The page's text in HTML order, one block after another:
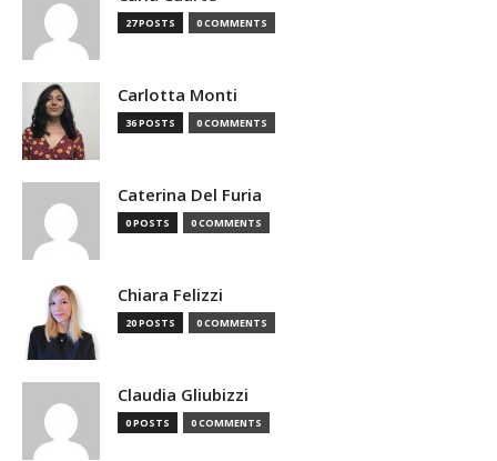
27 POSTS 0 COMMENTS
Carlotta Monti
36 POSTS 0 COMMENTS
Caterina Del Furia
0 POSTS 0 COMMENTS
Chiara Felizzi
20 POSTS 0 COMMENTS
Claudia Gliubizzi
0 POSTS 0 COMMENTS